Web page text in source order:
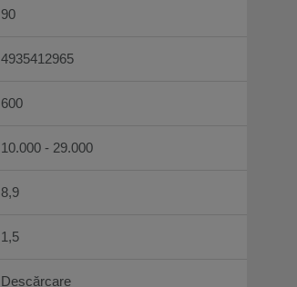
90
4935412965
600
10.000 - 29.000
8,9
1,5
Descărcare